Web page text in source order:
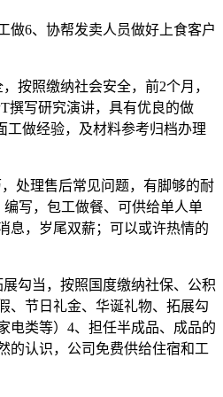
6、协帮发卖人员做好上食客户
按照缴纳社会安全，前2个月，
撰写研究演讲，具有优良的做
工做经验，及材料参考归档办理
处理售后常见问题，有脚够的耐
写，包工做餐、可供给单人单
息，岁尾双薪；可以或许热情的
勾当，按照国度缴纳社保、公积
、节日礼金、华诞礼物、拓展勾
电类等）4、担任半成品、成品的
的认识，公司免费供给住宿和工